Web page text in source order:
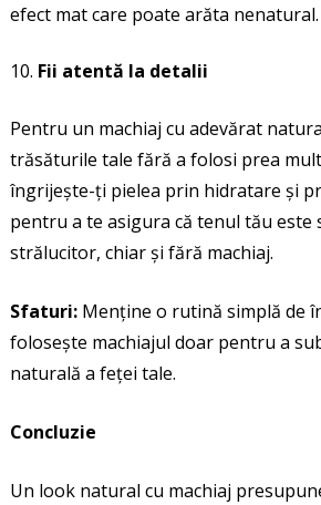
efect mat care poate arăta nenatural.
Fii atentă la detalii
Pentru un machiaj cu adevărat
trăsăturile tale fără a folosi prea
îngrijește-ți pielea prin hidratare și
pentru a te asigura că tenul tău este
strălucitor, chiar și fără machiaj.
Sfaturi:Menține o rutină simplă de
folosește machiajul doar pentru a
naturală a feței tale.
Concluzie
Un look natural cu machiaj